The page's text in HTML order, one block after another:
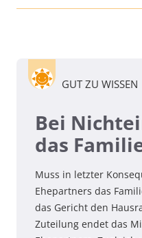
GUT ZU WISSEN
Bei
das
Muss in letzter
Ehepartners das
das Gericht den
Zuteilung endet das